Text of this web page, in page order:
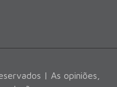
| As opiniões,